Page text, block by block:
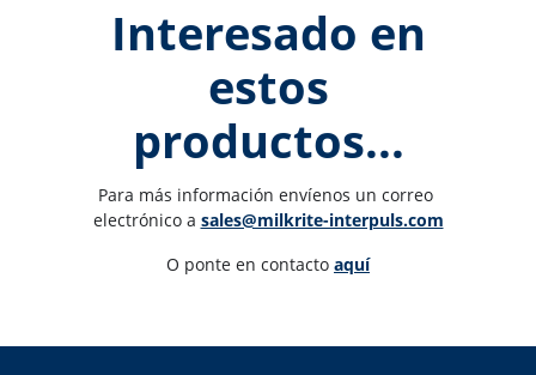
Interesado en
estos
productos...
Para más información envíenos un correo
electrónico a sales@milkrite-interpuls.com
O ponte en contacto aquí